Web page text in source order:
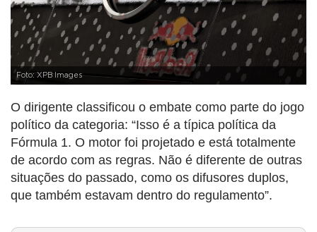
Foto: XPB Images
O dirigente classificou o embate como parte do jogo
político da categoria: “Isso é a típica política da
Fórmula 1. O motor foi projetado e está totalmente
de acordo com as regras. Não é diferente de outras
situações do passado, como os difusores duplos,
que também estavam dentro do regulamento”.